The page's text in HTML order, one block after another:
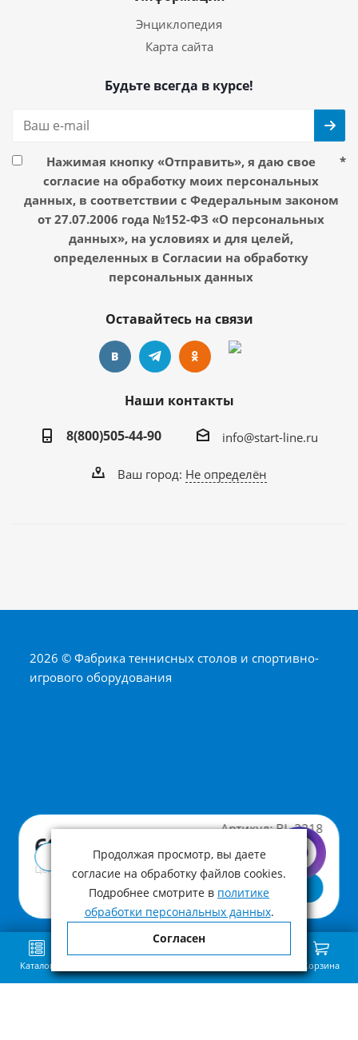
Артикул: BL-3218
690 ₽
Цена с учетом НДС
В корзину
Купить в 1 клик
Энциклопедия
Карта сайта
Будьте всегда в курсе!
Нажимая кнопку «Отправить», я даю свое
согласие на обработку моих персональных
данных, в соответствии с Федеральным законом
от 27.07.2006 года №152-ФЗ «О персональных
данных», на условиях и для целей,
определенных в Согласии на обработку
персональных данных
*
Оставайтесь на связи
Наши контакты
8(800)505-44-90
info@start-line.ru
Ваш город: Не определён
2026 © Фабрика теннисных столов и спортивно-
игрового оборудования
Каталог Корзина
Продолжая просмотр, вы даете
согласие на обработку файлов cookies.
Подробнее смотрите в политике
обработки персональных данных.
Согласен